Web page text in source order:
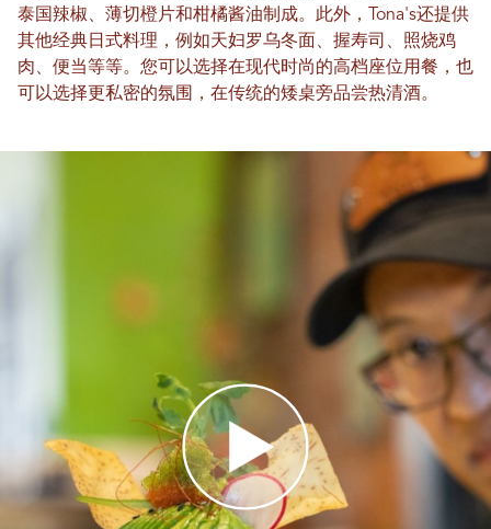
泰国辣椒、薄切橙片和柑橘酱油制成。此外，Tona's还提供
其他经典日式料理，例如天妇罗乌冬面、握寿司、照烧鸡
肉、便当等等。您可以选择在现代时尚的高档座位用餐，也
可以选择更私密的氛围，在传统的矮桌旁品尝热清酒。